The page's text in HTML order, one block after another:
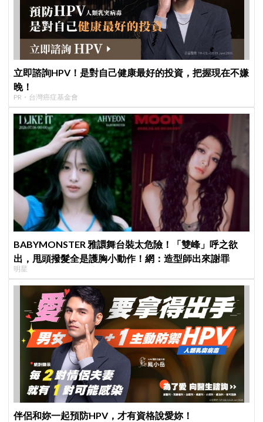
立即諮詢HPV！是對自己健康最好的投資，把握現在不嫌
晚！
PR・台灣癌症基金會
BABYMONSTER 雅譞舞台裝太危險！「雙峰」呼之欲
出，甩頭撥髮全是護胸小動作！網：造型師出來謝罪
明星
伴侶和妳一起預防HPV，才有資格說愛妳！